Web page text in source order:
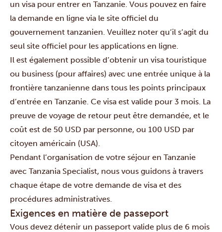
un visa pour entrer en Tanzanie. Vous pouvez en faire
la demande en ligne via le site officiel du
gouvernement tanzanien. Veuillez noter qu’il s’agit du
seul site officiel pour les applications en ligne.
Il est également possible d’obtenir un visa touristique
ou business (pour affaires) avec une entrée unique à la
frontière tanzanienne dans tous les points principaux
d’entrée en Tanzanie. Ce visa est valide pour 3 mois. La
preuve de voyage de retour peut être demandée, et le
coût est de 50 USD par personne, ou 100 USD par
citoyen américain (USA).
Pendant l’organisation de votre séjour en Tanzanie
avec Tanzania Specialist, nous vous guidons à travers
chaque étape de votre demande de visa et des
procédures administratives.
Exigences en matière de passeport
Vous devez détenir un passeport valide plus de 6 mois